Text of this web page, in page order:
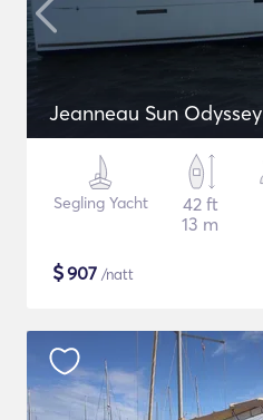
Jeanneau Sun
Segling Yacht
42 ft
13 m
$907 /natt